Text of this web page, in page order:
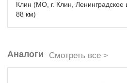
Клин (МО, г. Клин, Ленинградское
88 км)
Аналоги Смотреть все >